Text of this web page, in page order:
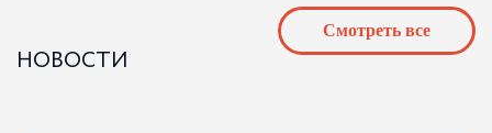
НОВОСТИ
Cмотреть все